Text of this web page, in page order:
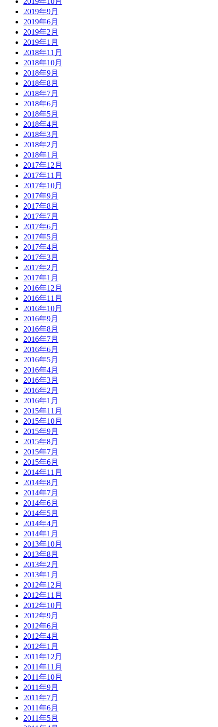
2019年9月
2019年6月
2019年2月
2019年1月
2018年11月
2018年10月
2018年9月
2018年8月
2018年7月
2018年6月
2018年5月
2018年4月
2018年3月
2018年2月
2018年1月
2017年12月
2017年11月
2017年10月
2017年9月
2017年8月
2017年7月
2017年6月
2017年5月
2017年4月
2017年3月
2017年2月
2017年1月
2016年12月
2016年11月
2016年10月
2016年9月
2016年8月
2016年7月
2016年6月
2016年5月
2016年4月
2016年3月
2016年2月
2016年1月
2015年11月
2015年10月
2015年9月
2015年8月
2015年7月
2015年6月
2014年11月
2014年8月
2014年7月
2014年6月
2014年5月
2014年4月
2014年1月
2013年10月
2013年8月
2013年2月
2013年1月
2012年12月
2012年11月
2012年10月
2012年9月
2012年6月
2012年4月
2012年1月
2011年12月
2011年11月
2011年10月
2011年9月
2011年7月
2011年6月
2011年5月